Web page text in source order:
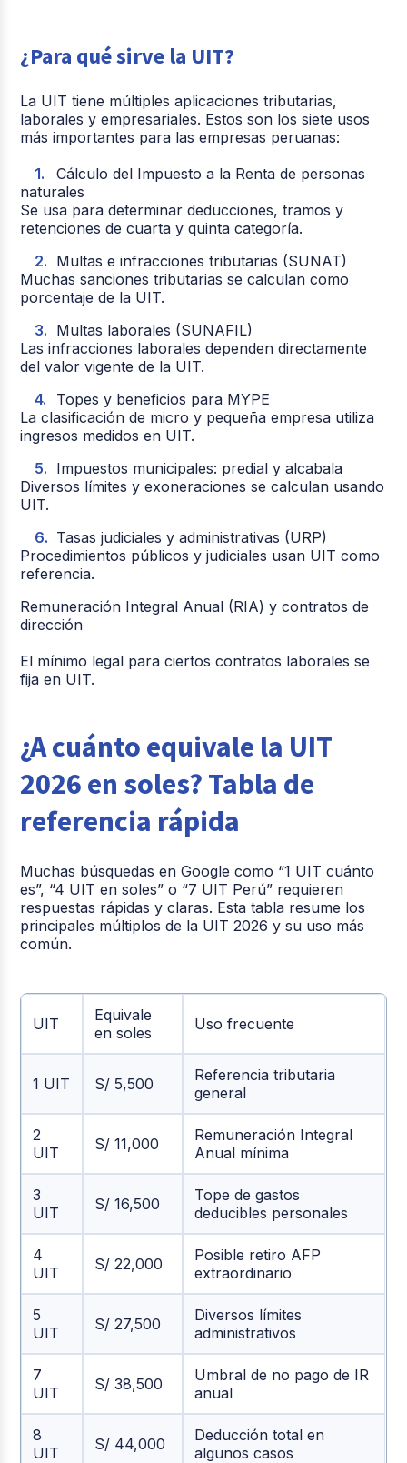
¿Para qué sirve la UIT?
La UIT tiene múltiples aplicaciones tributarias,
laborales y empresariales. Estos son los siete usos
más importantes para las empresas peruanas:
Cálculo del Impuesto a la Renta de personas
naturales
Se usa para determinar deducciones, tramos y
retenciones de cuarta y quinta categoría.
Multas e infracciones tributarias (SUNAT)
Muchas sanciones tributarias se calculan como
porcentaje de la UIT.
Multas laborales (SUNAFIL)
Las infracciones laborales dependen directamente
del valor vigente de la UIT.
Topes y beneficios para MYPE
La clasificación de micro y pequeña empresa utiliza
ingresos medidos en UIT.
Impuestos municipales: predial y alcabala
Diversos límites y exoneraciones se calculan usando
UIT.
Tasas judiciales y administrativas (URP)
Procedimientos públicos y judiciales usan UIT como
referencia.
Remuneración Integral Anual (RIA) y contratos de
dirección
El mínimo legal para ciertos contratos laborales se
fija en UIT.
¿A cuánto equivale la UIT
2026 en soles? Tabla de
referencia rápida
Muchas búsquedas en Google como “1 UIT cuánto
es”, “4 UIT en soles” o “7 UIT Perú” requieren
respuestas rápidas y claras. Esta tabla resume los
principales múltiplos de la UIT 2026 y su uso más
común.
UIT
Equivale
en soles
Uso frecuente
1 UIT S/ 5,500
Referencia tributaria
general
2
UIT
S/ 11,000
Remuneración Integral
Anual mínima
3
UIT
S/ 16,500
Tope de gastos
deducibles personales
4
UIT
S/ 22,000
Posible retiro AFP
extraordinario
5
UIT
S/ 27,500
Diversos límites
administrativos
7
UIT
S/ 38,500
Umbral de no pago de IR
anual
8
UIT
S/ 44,000
Deducción total en
algunos casos